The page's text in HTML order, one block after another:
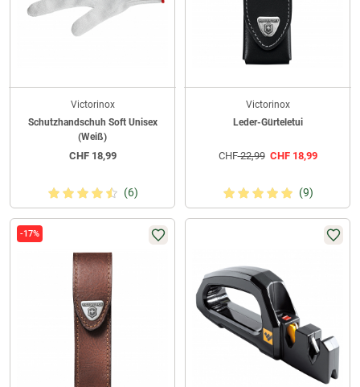
Victorinox
Schutzhandschuh Soft Unisex
(Weiß)
CHF18,99
(6)
Victorinox
Leder-Gürteletui
CHF22,99 CHF18,99
(9)
-17%